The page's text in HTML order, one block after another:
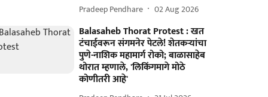
Pradeep Pendhare 02 Aug 2026
Balasaheb Thorat Protest : खत
टंचाईवरून संगमनेर पेटले! शेतकऱ्यांचा
पुणे-नाशिक महामार्ग रोको; बाळासाहेब
थोरात म्हणाले, 'लिकिंगमागे मोठे
कोणीतरी आहे'